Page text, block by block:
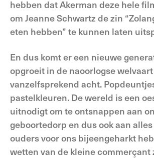
hebben dat Akerman deze hele
om Jeanne Schwartz de zin
eten hebben” te kunnen laten
En dus komt er een nieuwe
opgroeit in de naoorlogse
vanzelfsprekend acht.
pastelkleuren. De wereld is een
uitnodigt om te ontsnappen aan
geboortedorp en dus ook aan
ouders voor ons bijeengeharkt
wetten van de kleine commerçant